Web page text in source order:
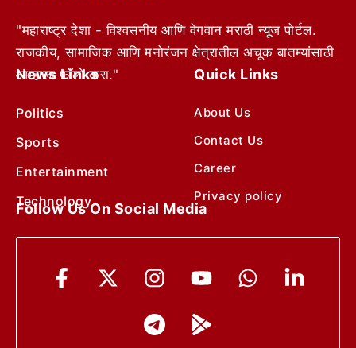
"महाराष्ट्र देशा - विश्वसनीय आणि वेगवान मराठी न्यूज पोर्टल.
राजकीय, सामाजिक आणि मनोरंजन क्षेत्रातील अचूक बातम्यांसाठी
आम्हाला फॉलो करा."
News Links
Politics
Sports
Entertainment
Technology
Quick Links
About Us
Contact Us
Career
Privacy policy
Follow Us On Social Media